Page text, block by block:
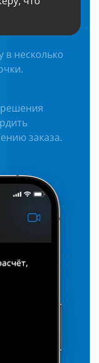
в несколько
заказа.